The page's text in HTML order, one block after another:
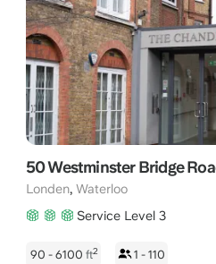
een puur forensengebied naar
bestemming waar grote namen
gezondheidszorg hun thuisbasis
kantoor in Waterloo biedt uw
bereikbaarheid die bijna nergens
is.
50 Westminster Bridge
Londen, Waterloo
Service Level 3
90 - 6100 ft2 1 - 110